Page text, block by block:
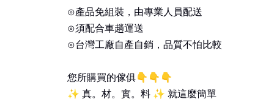
⊙產品免組裝，由專業人員配送
⊙須配合車趟運送
⊙台灣工廠自產自銷，品質不怕比較
您所購買的傢俱👇👇👇
✨ 真。材。實。料 ✨ 就這麼簡單